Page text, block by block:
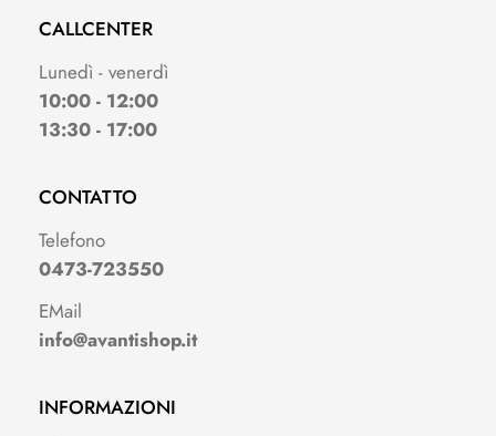
CALLCENTER
Lunedì - venerdì
10:00 - 12:00
13:30 - 17:00
CONTATTO
Telefono
0473-723550
EMail
info@avantishop.it
INFORMAZIONI